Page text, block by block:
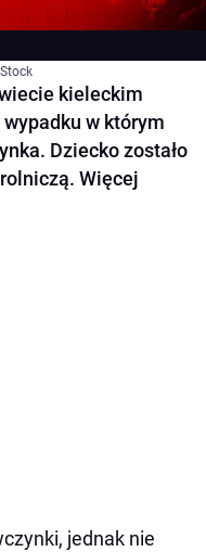
kieleckim
w którym
Dziecko zostało
Więcej
jednak nie